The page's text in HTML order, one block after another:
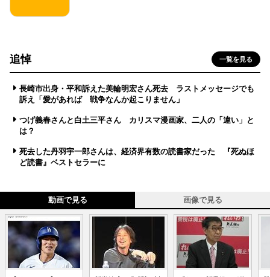
追悼 一覧を見る
長崎市出身・平和訴えた美輪明宏さん死去 ラストメッセージでも
訴え「愛があれば 戦争なんか起こりません」
つげ義春さんと白土三平さん カリスマ漫画家、二人の「違い」と
は？
死去した丹羽宇一郎さんは、経済界有数の読書家だった 『死ぬほ
ど読書』ベストセラーに
動画で見る 画像で見る